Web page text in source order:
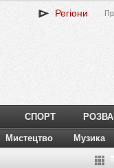
Регіони
СПОРТ
Мистецтво Музика